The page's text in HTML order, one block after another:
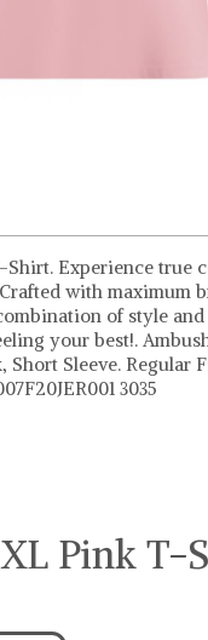
Shirt. Experience true
with maximum
of style
your best!.
Short Sleeve. Regular
3035
Pink T-